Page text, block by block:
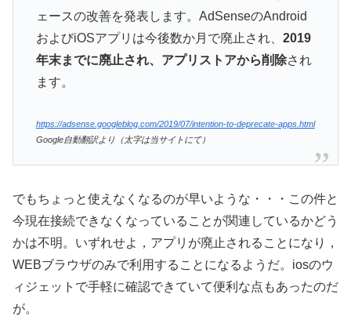
ェースの改善を発表します。AdSenseのAndroid
およびiOSアプリは今後数か月で廃止され、 2019
年末までに廃止され、アプリストアから削除され
ます。
https://adsense.googleblog.com/2019/07/intention-to-deprecate-apps.html
Google自動翻訳より（太字は当サイトにて）
でもちょっと使えなくなるのが早いような・・・この件と
今現在接続できなくなっていることが関連しているかどう
かは不明。いずれせよ，アプリが廃止されることになり，
WEBブラウザのみで利用することになるようだ。iosのウ
ィジェットで手軽に確認できていて便利な点もあったのだ
が。